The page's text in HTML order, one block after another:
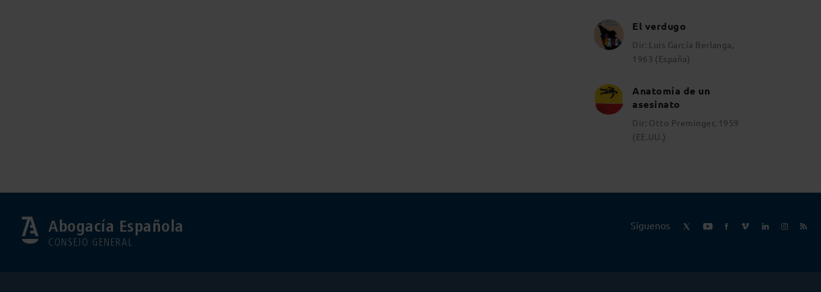
El verdugo
Dir: Luis García Berlanga,
1963 (España)
Anatomía de un
asesinato
Dir: Otto Preminger, 1959
(EE.UU.)
Abogacía Española
CONSEJO GENERAL
Síguenos